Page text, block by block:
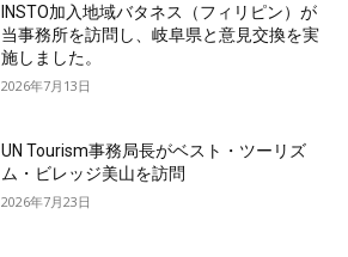
INSTO加入地域バタネス（フィリピン）が
当事務所を訪問し、岐阜県と意見交換を実
施しました。
2026年7月13日
UN Tourism事務局長がベスト・ツーリズ
ム・ビレッジ美山を訪問
2026年7月23日